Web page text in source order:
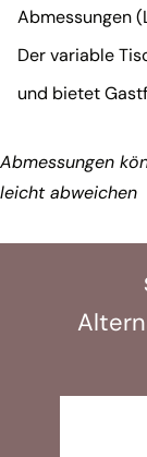
Abmessungen
Der variable
und bietet
Abmessungen
leicht abweichen